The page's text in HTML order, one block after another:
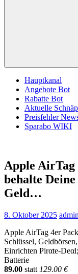
Hauptkanal
Angebote Bot
Rabatte Bot
Aktuelle
Preisfehler
Sparabo WIKI
Apple AirTag
behalte
Geld…
8. Oktober 2025 admin
Apple AirTag 4er
Schlüssel,
Einrichten Pirαtе-
Batterie
89.00 statt 129.00 €